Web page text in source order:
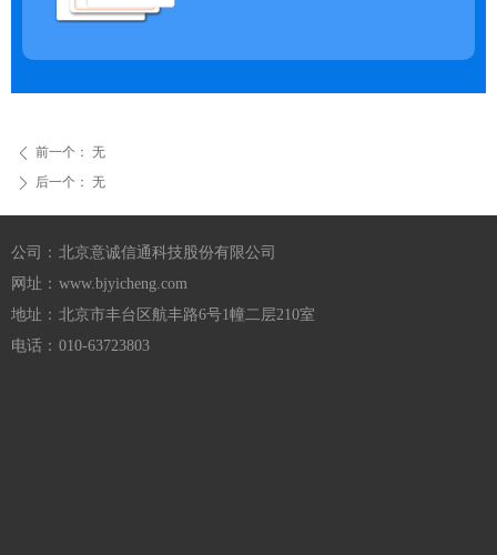
ꄴ 前一个： 无
ꄲ 后一个： 无
公司： 北京意诚信通科技股份有限公司
网址： www.bjyicheng.com
地址： 北京市丰台区航丰路6号1幢二层210室
电话： 010-63723803